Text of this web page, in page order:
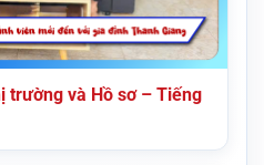
trường và Hồ sơ – Tiếng